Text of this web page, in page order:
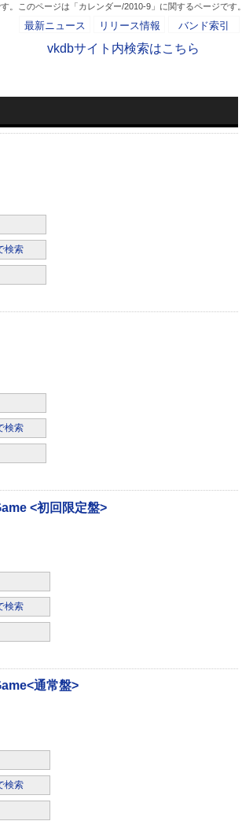
このページは「カレンダー/2010-9」に関するページです。
最新ニュース リリース情報 バンド索引
vkdbサイト内検索はこちら
検索
検索
検索
検索
of